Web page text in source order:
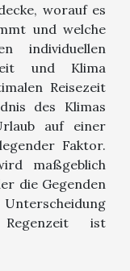
worauf es
und welche
individuellen
und Klima
Reisezeit
des Klimas
auf einer
Faktor.
maßgeblich
die Gegenden
ist